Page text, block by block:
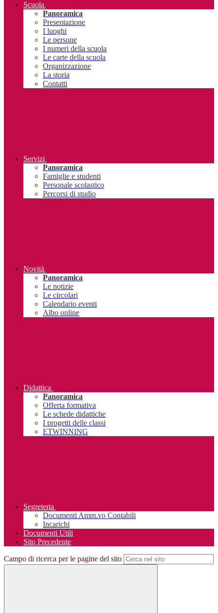
Scuola
Panoramica
Presentazione
I luoghi
Le persone
I numeri della scuola
Le carte della scuola
Organizzazione
La storia
Contatti
Servizi
Panoramica
Famiglie e studenti
Personale scolastico
Percorsi di studio
Novità
Panoramica
Le notizie
Le circolari
Calendario eventi
Albo online
Didattica
Panoramica
Offerta formativa
Le schede didattiche
I progetti delle classi
ETWINNING
Segreteria
Documenti Amm.vo Contabili
Incarichi
Documenti Utili
Sito Precedente
Campo di ricerca per le pagine del sito